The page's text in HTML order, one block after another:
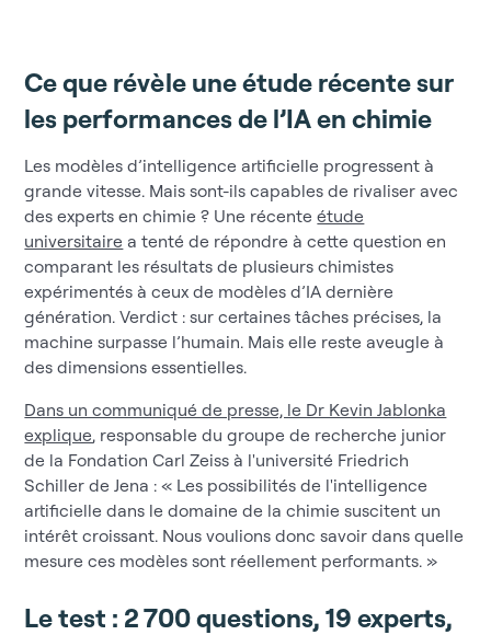
Ce que révèle une étude récente sur
les performances de l’IA en chimie
Les modèles d’intelligence artificielle progressent à
grande vitesse. Mais sont-ils capables de rivaliser avec
des experts en chimie ? Une récenteétude
universitaire a tenté de répondre à cette question en
comparant les résultats de plusieurs chimistes
expérimentés à ceux de modèles d’IA dernière
génération. Verdict : sur certaines tâches précises, la
machine surpasse l’humain. Mais elle reste aveugle à
des dimensions essentielles.
Dans un communiqué de presse, le Dr Kevin Jablonka
explique, responsable du groupe de recherche junior
de la Fondation Carl Zeiss à l'université Friedrich
Schiller de Jena : « Les possibilités de l'intelligence
artificielle dans le domaine de la chimie suscitent un
intérêt croissant. Nous voulions donc savoir dans quelle
mesure ces modèles sont réellement performants. »
Le test : 2 700 questions, 19 experts,